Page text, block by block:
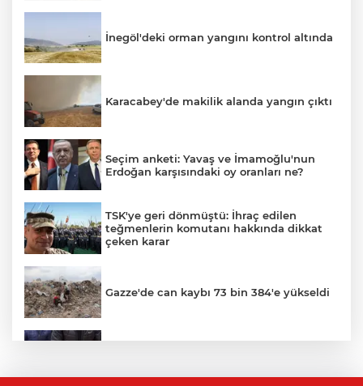
İnegöl'deki orman yangını kontrol altında
Karacabey'de makilik alanda yangın çıktı
Seçim anketi: Yavaş ve İmamoğlu'nun
Erdoğan karşısındaki oy oranları ne?
TSK'ye geri dönmüştü: İhraç edilen
teğmenlerin komutanı hakkında dikkat
çeken karar
Gazze'de can kaybı 73 bin 384'e yükseldi